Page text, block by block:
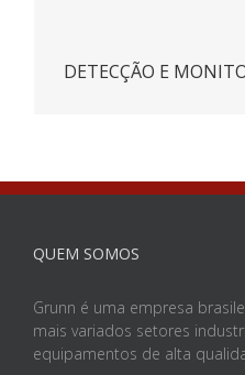
DETECÇÃO E
QUEM SOMOS
Grunn é uma empresa
mais variados setores
equipamentos de alta